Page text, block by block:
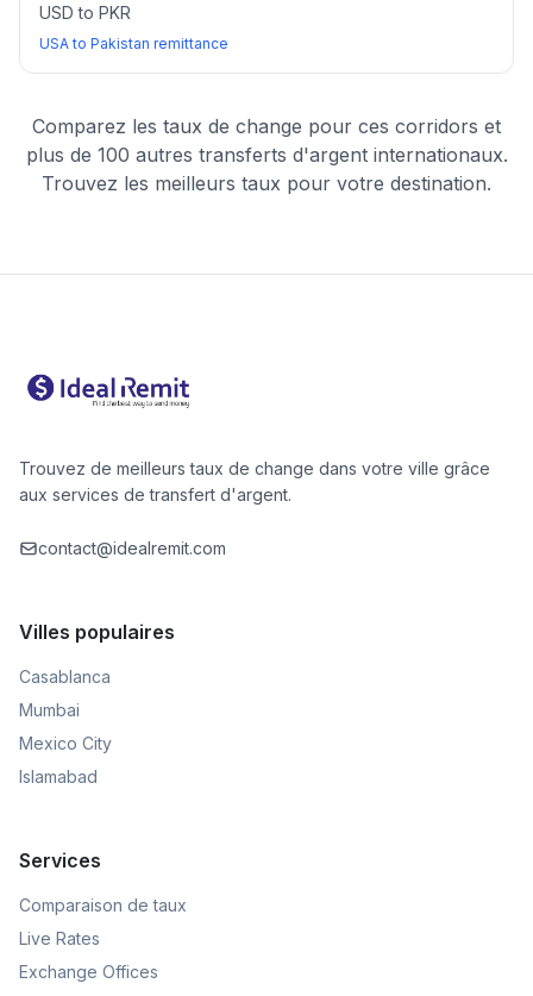
USD to PKR
USA to Pakistan remittance
Comparez les taux de change pour ces corridors et
plus de 100 autres transferts d'argent internationaux.
Trouvez les meilleurs taux pour votre destination.
Trouvez de meilleurs taux de change dans votre ville grâce
aux services de transfert d'argent.
contact@idealremit.com
Villes populaires
Casablanca
Mumbai
Mexico City
Islamabad
Services
Comparaison de taux
Live Rates
Exchange Offices